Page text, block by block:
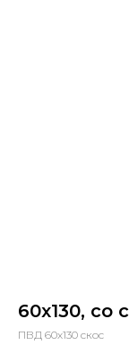
60х130, со
ПВД 60х130 скос